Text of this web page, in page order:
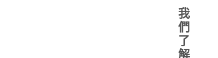
我
們
了
解